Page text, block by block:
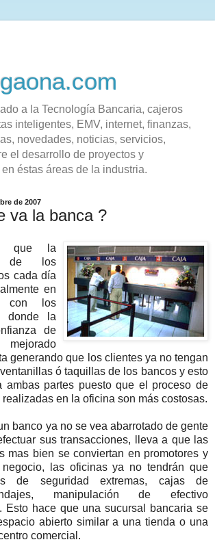
a la Tecnología Bancaria, cajeros
inteligentes, EMV, internet, finanzas,
novedades, noticias, servicios,
el desarrollo de proyectos y
éstas áreas de la industria.
de 2007
va la banca ?
que la
de los
cada día
en
con los
donde la
de
generando que los clientes ya no tengan
ó taquillas de los bancos y esto
ambas partes puesto que el proceso de
realizadas en la oficina son más costosas.
banco ya no se vea abarrotado de gente
sus transacciones, lleva a que las
mas bien se conviertan en promotores y
las oficinas ya no tendrán que
de seguridad extremas, cajas de
manipulación de efectivo
Esto hace que una sucursal bancaria se
abierto similar a una tienda o una
comercial.